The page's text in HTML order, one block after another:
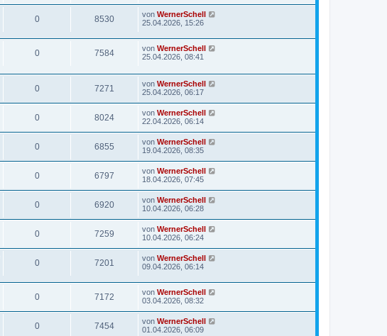
0 8530 von WernerSchell
25.04.2026, 15:26
0 7584 von WernerSchell
25.04.2026, 08:41
0 7271 von WernerSchell
25.04.2026, 06:17
0 8024 von WernerSchell
22.04.2026, 06:14
0 6855 von WernerSchell
19.04.2026, 08:35
0 6797 von WernerSchell
18.04.2026, 07:45
0 6920 von WernerSchell
10.04.2026, 06:28
0 7259 von WernerSchell
10.04.2026, 06:24
0 7201 von WernerSchell
09.04.2026, 06:14
0 7172 von WernerSchell
03.04.2026, 08:32
0 7454 von WernerSchell
01.04.2026, 06:09